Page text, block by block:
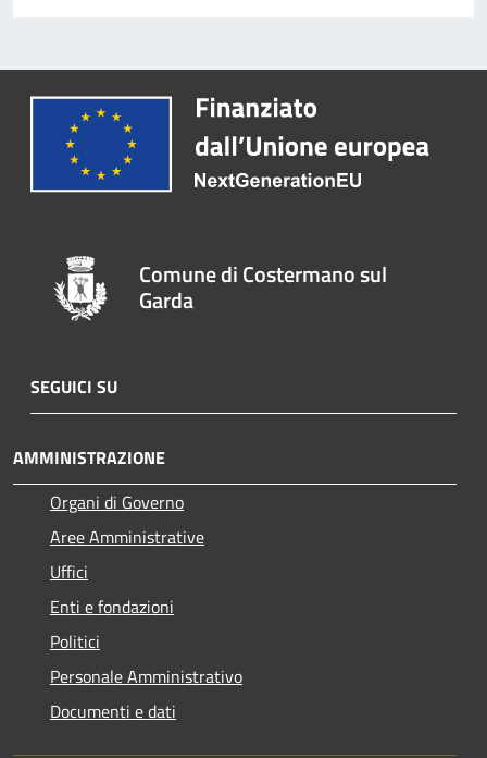
Comune di Costermano sul
Garda
SEGUICI SU
AMMINISTRAZIONE
Organi di Governo
Aree Amministrative
Uffici
Enti e fondazioni
Politici
Personale Amministrativo
Documenti e dati